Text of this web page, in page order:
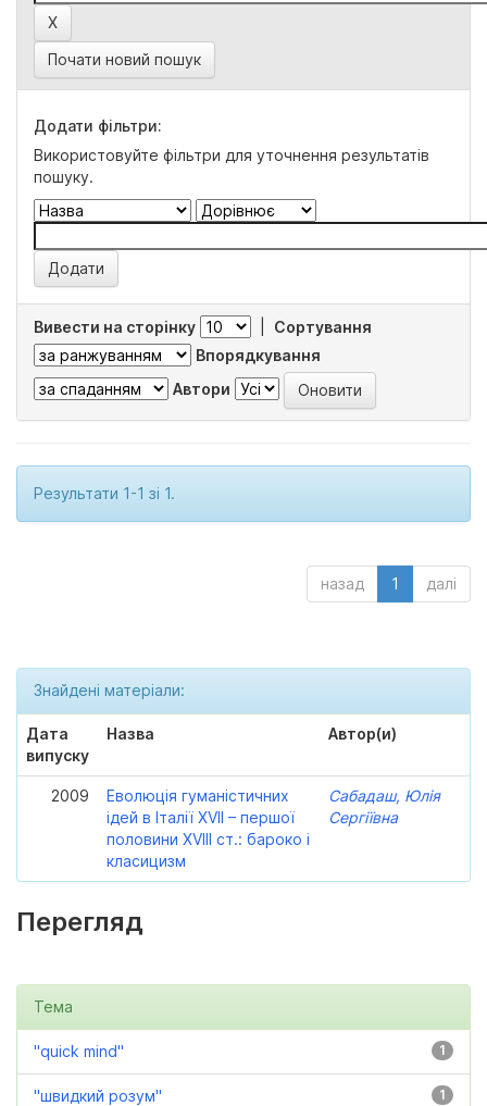
Почати новий пошук
Додати фільтри:
Використовуйте фільтри для уточнення результатів
пошуку.
Вивести на сторінку
Сортування
Впорядкування
Автори
Результати 1-1 зі 1.
назад 1 далі
Знайдені матеріали:
Дата
випуску
Назва Автор(и)
2009
Еволюція гуманістичних
ідей в Італії XVII – першої
половини XVIII ст.: бароко і
класицизм
Сабадаш, Юлія
Сергіївна
Перегляд
Тема
1
"quick mind"
1
"швидкий розум"